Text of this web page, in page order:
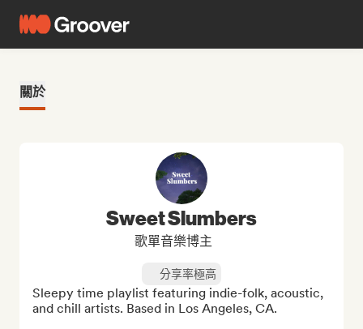
關於
Sweet Slumbers
歌單音樂博主
分享率極高
Sleepy time playlist featuring indie-folk, acoustic,
and chill artists. Based in Los Angeles, CA.